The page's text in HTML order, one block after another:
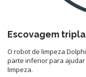
Escovagem tripla
O robot de limpeza
parte inferior para
limpeza.